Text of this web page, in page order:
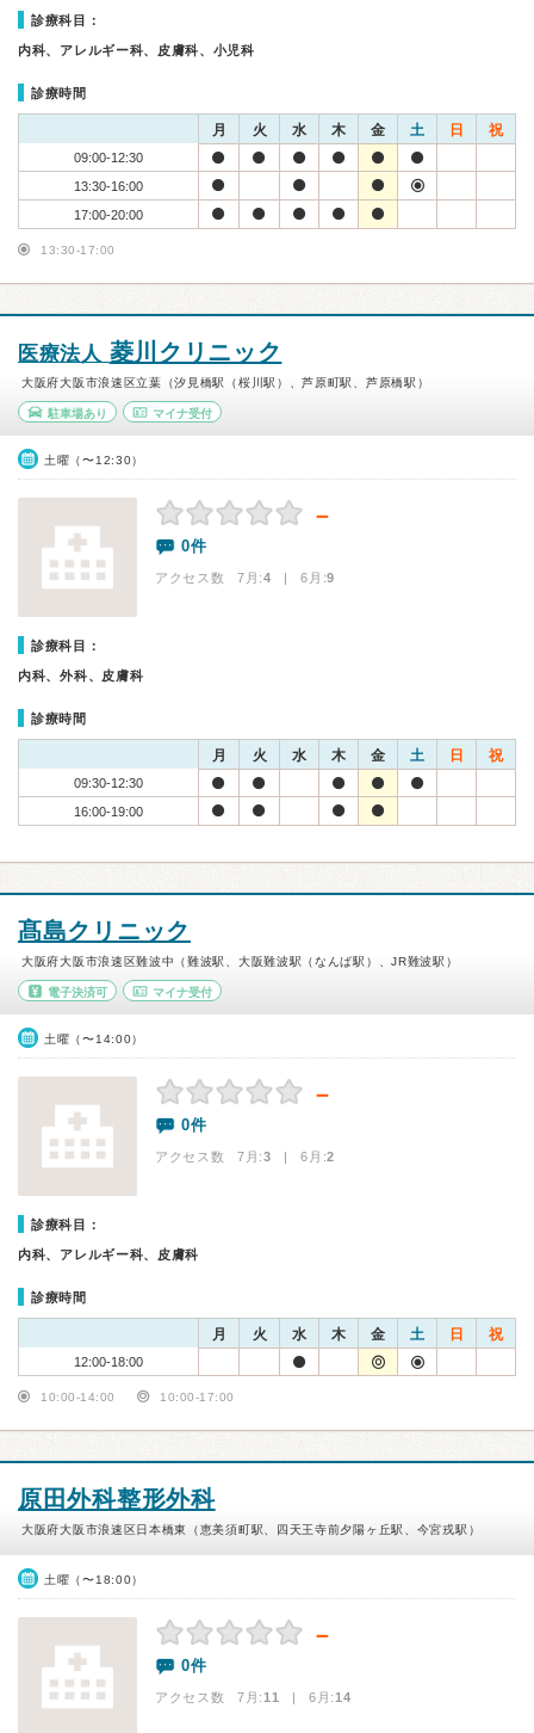
診療科目：
内科、アレルギー科、皮膚科、小児科
診療時間
月 火 水 木 金 土 日 祝
09:00-12:30
13:30-16:00
17:00-20:00
13:30-17:00
医療法人 菱川クリニック
大阪府大阪市浪速区立葉（汐見橋駅（桜川駅）、芦原町駅、芦原橋駅）
駐車場あり マイナ受付
土曜（〜12:30）
－
0件
アクセス数 7月:4 | 6月:9
診療科目：
内科、外科、皮膚科
診療時間
月 火 水 木 金 土 日 祝
09:30-12:30
16:00-19:00
髙島クリニック
大阪府大阪市浪速区難波中（難波駅、大阪難波駅（なんば駅）、JR難波駅）
電子決済可 マイナ受付
土曜（〜14:00）
－
0件
アクセス数 7月:3 | 6月:2
診療科目：
内科、アレルギー科、皮膚科
診療時間
月 火 水 木 金 土 日 祝
12:00-18:00
10:00-14:00 10:00-17:00
原田外科整形外科
大阪府大阪市浪速区日本橋東（恵美須町駅、四天王寺前夕陽ヶ丘駅、今宮戎駅）
土曜（〜18:00）
－
0件
アクセス数 7月:11 | 6月:14